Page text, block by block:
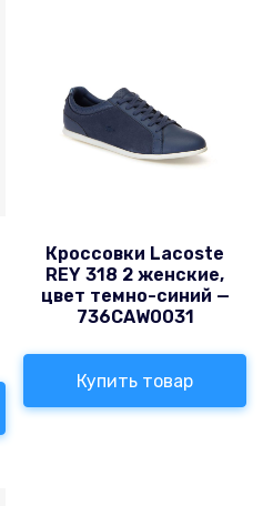
Кроссовки Lacoste
REY 318 2 женские,
цвет темно-синий —
736CAW0031
Купить товар